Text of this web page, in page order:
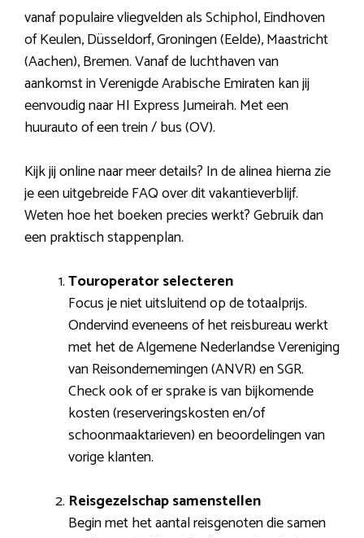
vanaf populaire vliegvelden als Schiphol, Eindhoven
of Keulen, Düsseldorf, Groningen (Eelde), Maastricht
(Aachen), Bremen. Vanaf de luchthaven van
aankomst in Verenigde Arabische Emiraten kan jij
eenvoudig naar HI Express Jumeirah. Met een
huurauto of een trein / bus (OV).
Kijk jij online naar meer details? In de alinea hierna zie
je een uitgebreide FAQ over dit vakantieverblijf.
Weten hoe het boeken precies werkt? Gebruik dan
een praktisch stappenplan.
Touroperator selecteren
Focus je niet uitsluitend op de totaalprijs.
Ondervind eveneens of het reisbureau werkt
met het de Algemene Nederlandse Vereniging
van Reisondernemingen (ANVR) en SGR.
Check ook of er sprake is van bijkomende
kosten (reserveringskosten en/of
schoonmaaktarieven) en beoordelingen van
vorige klanten.
Reisgezelschap samenstellen
Begin met het aantal reisgenoten die samen